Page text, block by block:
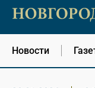
Новости